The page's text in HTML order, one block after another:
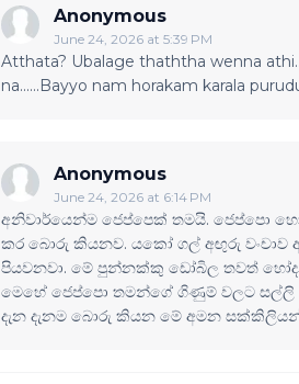
Anonymous
June 24, 2026 at 5:39 PM
Atthata? Ubalage thaththa wenna
na......Bayyo nam horakam karala
Anonymous
June 24, 2026 at 6:14 PM
අනිවාර්යෙන්ම ජෙප්පෙක් තමයි. ජෙප්පො
කර බොරු කියනව. යකෝ ගල් අඟුරු වංචාව
පියවනවා. මේ පුන්නක්කු ඩෝබිල තවත්
මෙහේ ජෙප්පො තමන්ගේ ගිණුම් වලට සල්ලි
දැන දැනම බොරු කියන මේ අමන